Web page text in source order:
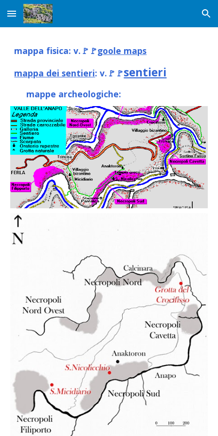
Skip to main content Skip to navigation
mappa fisica: v.🚩🚩goole maps
mappa dei sentieri: v.🚩🚩sentieri